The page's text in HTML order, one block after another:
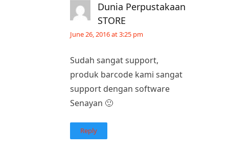
Dunia Perpustakaan
STORE
June 26, 2016 at 3:25 pm
Sudah sangat support,
produk barcode kami sangat
support dengan software
Senayan 🙂
Reply